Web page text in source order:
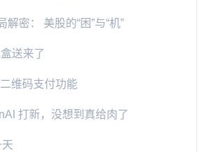
解密： 美股的“困”与“机”
送来了
维码支付功能
打新，没想到真给肉了